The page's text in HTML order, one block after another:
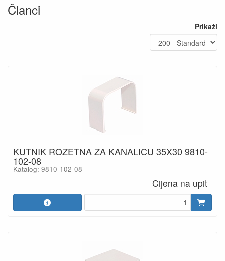
Članci
Prikaži
KUTNIK ROZETNA ZA KANALICU 35X30 9810-
102-08
Katalog: 9810-102-08
Cijena na upit